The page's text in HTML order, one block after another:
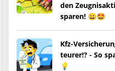
den
sparen! 😀🤩
Kfz-
teurer!? - So
💡